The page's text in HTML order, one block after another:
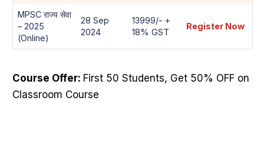
MPSC राज्य सेवा
– 2025
(Online)
28 Sep
2024
13999/- +
18% GST
Register Now
Course Offer: First 50 Students, Get 50% OFF on
Classroom Course